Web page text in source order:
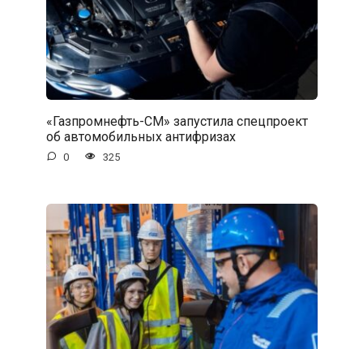
«Газпромнефть-СМ» запустила спецпроект
об автомобильных антифризах
0 325